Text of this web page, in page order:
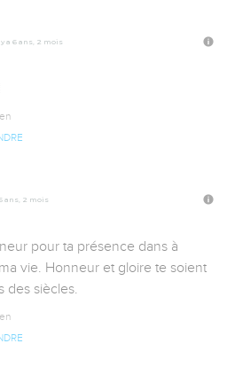
a 6 ans, 2 mois
ans, 2 mois
pour ta présence dans à
vie. Honneur et gloire te soient
des siècles.